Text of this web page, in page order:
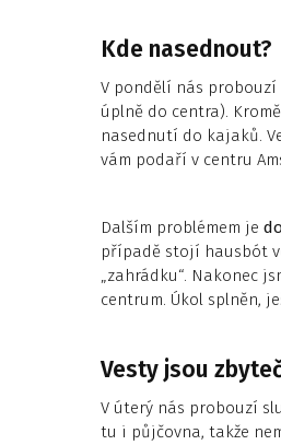
Kde nasednout?
V pondělí nás probouzí
úplně do centra).
nasednutí do kajaků.
vám podaří v centru
Dalším problémem je
případě stojí hausbót
„zahrádku“. Nakonec
centrum. Úkol splněn,
Vesty jsou
V úterý nás probouzí
tu i půjčovna, takže